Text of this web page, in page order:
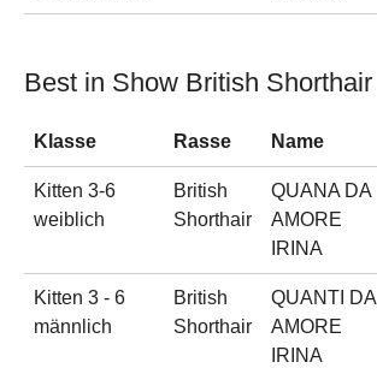
Best in Show British Shorthair
Klasse Rasse Name
Kitten 3-6
weiblich
British
Shorthair
QUANA DA
AMORE
IRINA
Kitten 3 - 6
männlich
British
Shorthair
QUANTI DA
AMORE
IRINA